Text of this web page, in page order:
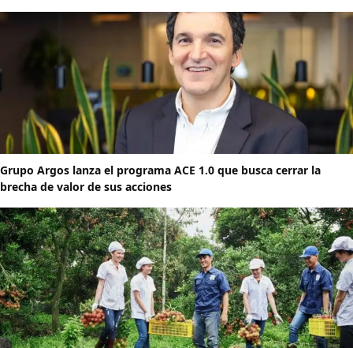
Grupo Argos lanza el programa ACE 1.0 que busca cerrar la
brecha de valor de sus acciones